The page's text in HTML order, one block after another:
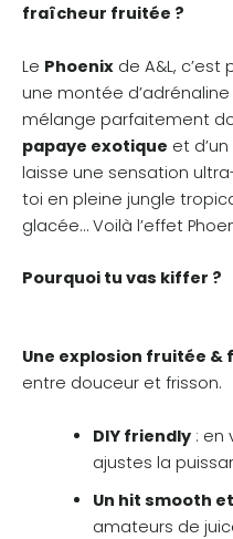
fraîcheur fruitée ?
Le Phoenix de A&L,
une montée
mélange parfaitement
papaye exotique et d’un
laisse une sensation
toi en pleine jungle
glacée… Voilà l’effet
Pourquoi tu vas kiffer ?
Une explosion fruitée &
entre douceur et frisson.
DIY friendly: en
ajustes la
Un hit smooth
amateurs de